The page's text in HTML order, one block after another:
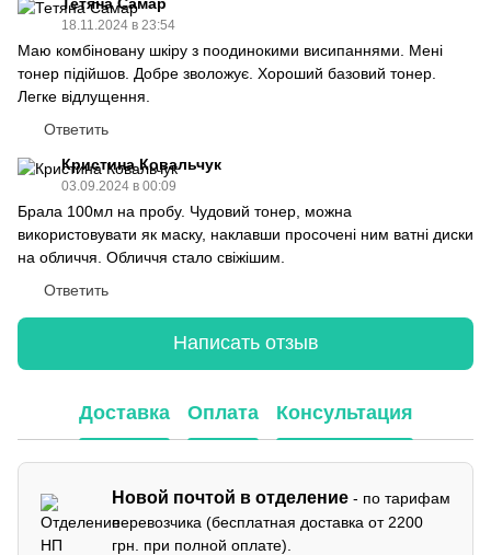
18.11.2024 в 23:54
Маю комбіновану шкіру з поодинокими висипаннями. Мені
тонер підійшов. Добре зволожує. Хороший базовий тонер.
Легке відлущення.
Ответить
Кристина Ковальчук
03.09.2024 в 00:09
Брала 100мл на пробу. Чудовий тонер, можна
використовувати як маску, наклавши просочені ним ватні диски
на обличчя. Обличчя стало свіжішим.
Ответить
Написать отзыв
Доставка Оплата Консультация
Новой почтой в отделение - по тарифам
перевозчика (бесплатная доставка от 2200
грн. при полной оплате).